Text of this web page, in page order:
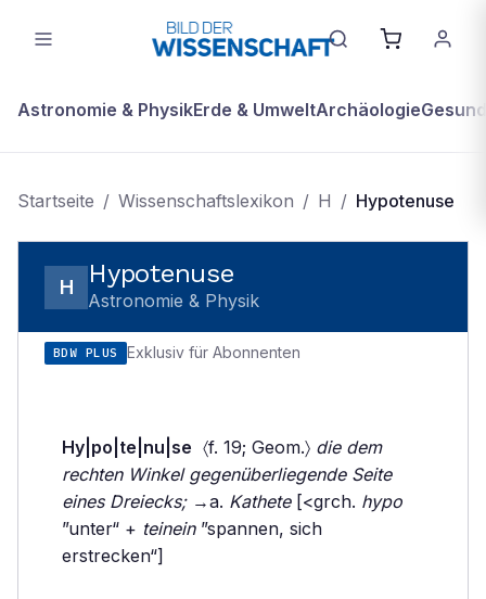
Astronomie & PhysikErde & UmweltArchäologie
Startseite / Wissenschaftslexikon / H / Hypotenuse
H Hypotenuse
Astronomie & Physik
BDW PLUS Exklusiv für Abonnenten
Hy|po|te|nu|se 〈f. 19; Geom.〉 die dem
rechten Winkel gegenüberliegende Seite
eines Dreiecks;→a. Kathete[<grch. hypo
”unter“ + teinein”spannen, sich
erstrecken“]